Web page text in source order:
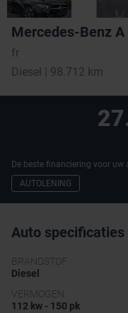
Mercedes-Benz A
fr
Diesel | 98.712 km
De beste financiering voor uw
AUTOLENING
Auto specificaties
BRANDSTOF
Diesel
VERMOGEN
112 kw - 150 pk